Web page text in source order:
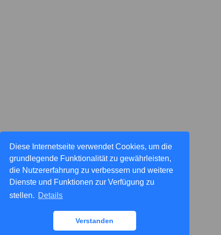
Diese Internetseite verwendet Cookies, um die
grundlegende Funktionalität zu gewährleisten,
die Nutzererfahrung zu verbessern und weitere
Dienste und Funktionen zur Verfügung zu
stellen. Details
Verstanden